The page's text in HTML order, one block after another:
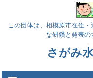
この団体は、相模原市在住
な研鑽と発表の
さがみ